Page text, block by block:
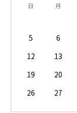
日 月
5
6
12
13
19
20
26
27